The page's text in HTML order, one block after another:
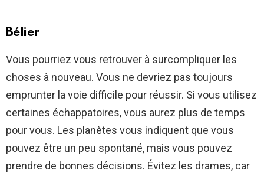
Bélier
Vous pourriez vous retrouver à surcompliquer les
choses à nouveau. Vous ne devriez pas toujours
emprunter la voie difficile pour réussir. Si vous utilisez
certaines échappatoires, vous aurez plus de temps
pour vous. Les planètes vous indiquent que vous
pouvez être un peu spontané, mais vous pouvez
prendre de bonnes décisions. Évitez les drames, car